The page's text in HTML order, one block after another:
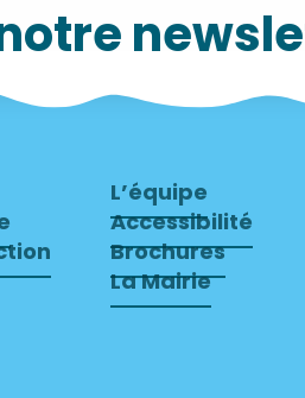
L’équipe
Accessibilité
Brochures
La Mairie